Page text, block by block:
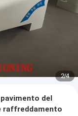
2/4
del
raffreddamento